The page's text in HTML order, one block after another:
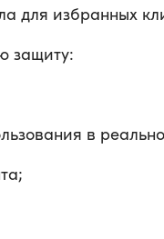
для избранных
защиту:
в